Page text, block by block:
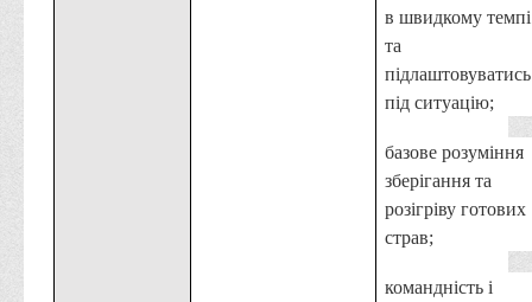
в швидкому темпі
та
підлаштовуватись
під ситуацію;
базове розуміння
зберігання та
розігріву готових
страв;
командність і